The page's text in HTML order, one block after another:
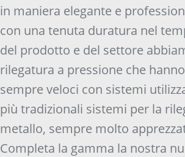
in maniera elegante e
con una tenuta duratura nel
del prodotto e del settore
rilegatura a pressione che
sempre veloci con sistemi
più tradizionali sistemi per la
metallo, sempre molto
Completa la gamma la nostra